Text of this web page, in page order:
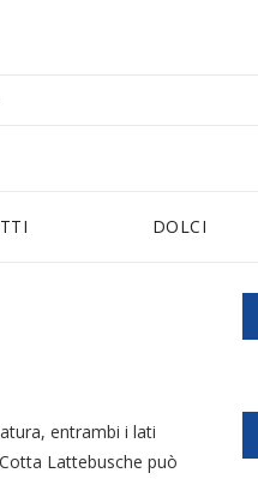
DOLCI
entrambi i lati
Lattebusche può